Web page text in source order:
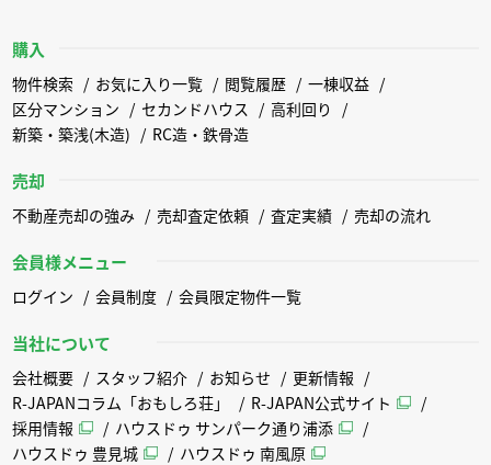
購入
物件検索 お気に入り一覧 閲覧履歴
一棟収益
区分マンション
セカンドハウス
高利回り
新築・築浅(木造)
RC造・鉄骨造
売却
不動産売却の強み 売却査定依頼 査定実績 売却の流れ
会員様メニュー
ログイン 会員制度 会員限定物件一覧
当社について
会社概要 スタッフ紹介 お知らせ
更新情報
R-JAPANコラム「おもしろ荘」
R-JAPAN公式サイト
採用情報
ハウスドゥ サンパーク通り浦添
ハウスドゥ 豊見城
ハウスドゥ 南風原